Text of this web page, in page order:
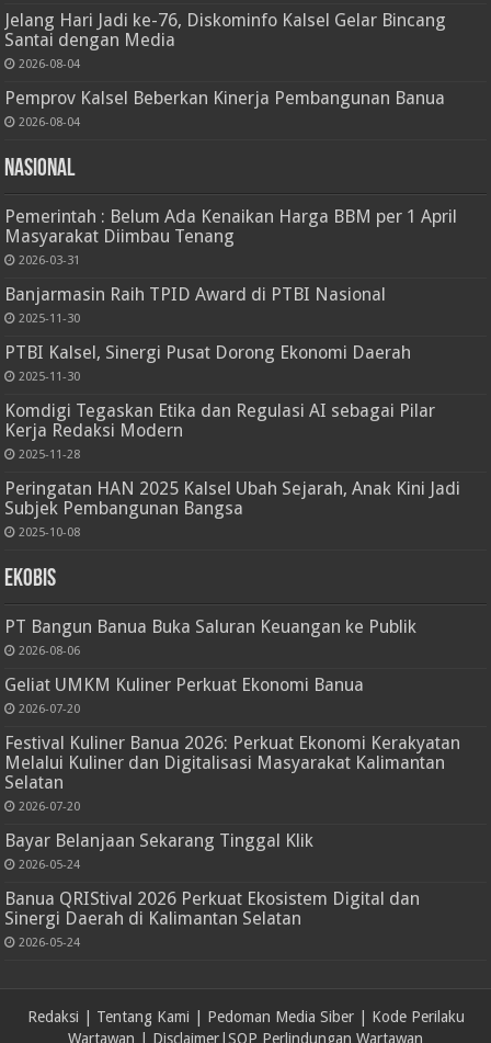
Jelang Hari Jadi ke-76, Diskominfo Kalsel Gelar Bincang
Santai dengan Media
2026-08-04
Pemprov Kalsel Beberkan Kinerja Pembangunan Banua
2026-08-04
Nasional
Pemerintah : Belum Ada Kenaikan Harga BBM per 1 April
Masyarakat Diimbau Tenang
2026-03-31
Banjarmasin Raih TPID Award di PTBI Nasional
2025-11-30
PTBI Kalsel, Sinergi Pusat Dorong Ekonomi Daerah
2025-11-30
Komdigi Tegaskan Etika dan Regulasi AI sebagai Pilar
Kerja Redaksi Modern
2025-11-28
Peringatan HAN 2025 Kalsel Ubah Sejarah, Anak Kini Jadi
Subjek Pembangunan Bangsa
2025-10-08
Ekobis
PT Bangun Banua Buka Saluran Keuangan ke Publik
2026-08-06
Geliat UMKM Kuliner Perkuat Ekonomi Banua
2026-07-20
Festival Kuliner Banua 2026: Perkuat Ekonomi Kerakyatan
Melalui Kuliner dan Digitalisasi Masyarakat Kalimantan
Selatan
2026-07-20
Bayar Belanjaan Sekarang Tinggal Klik
2026-05-24
Banua QRIStival 2026 Perkuat Ekosistem Digital dan
Sinergi Daerah di Kalimantan Selatan
2026-05-24
Redaksi Tentang Kami Pedoman Media Siber| Kode Perilaku
Wartawan
Disclaimer SOP Perlindungan Wartawan